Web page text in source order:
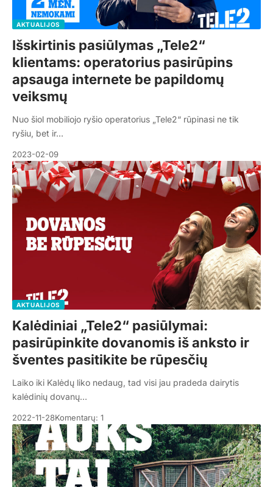
AKTUALIJOS
Išskirtinis pasiūlymas „Tele2“
klientams: operatorius pasirūpins
apsauga internete be papildomų
veiksmų
Nuo šiol mobiliojo ryšio operatorius „Tele2“ rūpinasi ne tik
ryšiu, bet ir…
2023-02-09
AKTUALIJOS
Kalėdiniai „Tele2“ pasiūlymai:
pasirūpinkite dovanomis iš anksto ir
šventes pasitikite be rūpesčių
Laiko iki Kalėdų liko nedaug, tad visi jau pradeda dairytis
kalėdinių dovanų…
2022-11-28Komentarų: 1